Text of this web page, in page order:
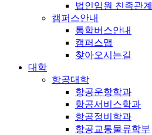
법인임원 친족관
캠퍼스안내
통학버스안내
캠퍼스맵
찾아오시는길
대학
항공대학
항공운항학과
항공서비스학과
항공정비학과
항공교통물류학부